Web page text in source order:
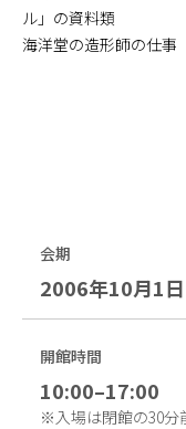
ル」の資料類
海洋堂の造形師の仕
会期
2006年10月1
開館時間
10:00–17:00
※入場は閉館の30分